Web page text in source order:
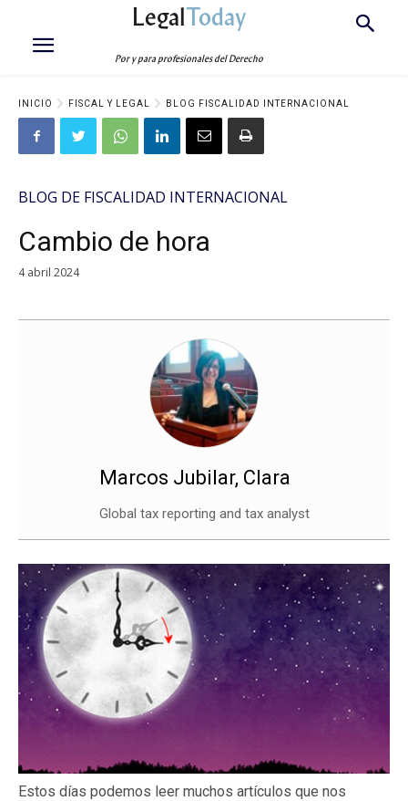
LegalToday
Por y para profesionales del Derecho
INICIO FISCAL Y LEGAL BLOG FISCALIDAD INTERNACIONAL
BLOG DE FISCALIDAD INTERNACIONAL
Cambio de hora
4 abril 2024
Marcos Jubilar, Clara
Global tax reporting and tax analyst
Estos días podemos leer muchos artículos que nos